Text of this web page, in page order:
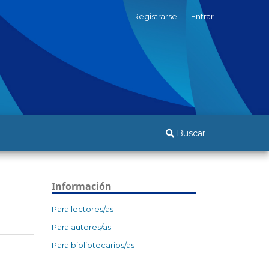
Buscar
Registrarse Entrar
Información
Para lectores/as
Para autores/as
Para bibliotecarios/as